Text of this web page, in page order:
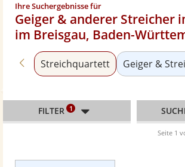
Ihre Suchergebnisse für
Geiger & anderer Streicher
im Breisgau, Baden-
Zurück zu «Solomusiker»
Streichquartett Geiger &
FILTER 1
Seite 1